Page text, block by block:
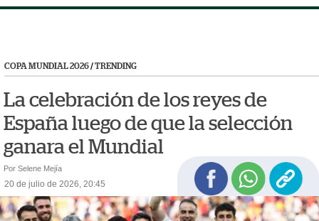
COPA MUNDIAL 2026/TRENDING
La celebración de los reyes de
España luego de que la selección
ganara el Mundial
Por Selene Mejía
20 de julio de 2026, 20:45